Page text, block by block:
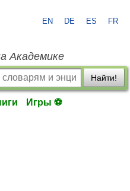
EN DE ES FR
Академике
Найти!
Игры ⚽